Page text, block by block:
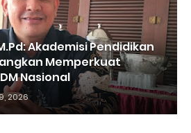
Akademisi Pendidikan
Memperkuat
Nasional
2026